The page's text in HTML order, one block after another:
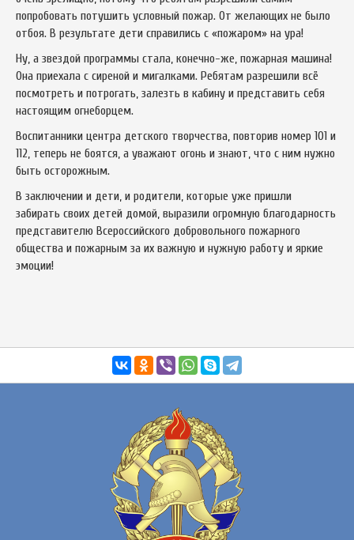
попробовать потушить условный пожар. От желающих не было
отбоя. В результате дети справились с «пожаром» на ура!
Ну, а звездой программы стала, конечно-же, пожарная машина!
Она приехала с сиреной и мигалками. Ребятам разрешили всё
посмотреть и потрогать, залезть в кабину и представить себя
настоящим огнеборцем.
Воспитанники центра детского творчества, повторив номер 101 и
112, теперь не боятся, а уважают огонь и знают, что с ним нужно
быть осторожным.
В заключении и дети, и родители, которые уже пришли
забирать своих детей домой, выразили огромную благодарность
представителю Всероссийского добровольного пожарного
общества и пожарным за их важную и нужную работу и яркие
эмоции!